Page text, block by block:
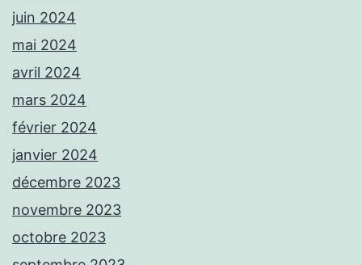
juin 2024
mai 2024
avril 2024
mars 2024
février 2024
janvier 2024
décembre 2023
novembre 2023
octobre 2023